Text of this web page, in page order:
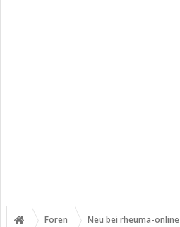
Foren Neu bei rheuma-online